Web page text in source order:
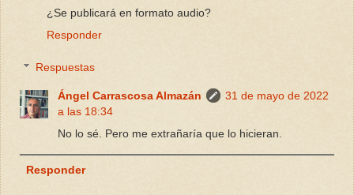
¿Se publicará en formato audio?
Responder
Respuestas
Ángel Carrascosa Almazán
31 de mayo de 2022
a las 18:34
No lo sé. Pero me extrañaría que lo hicieran.
Responder